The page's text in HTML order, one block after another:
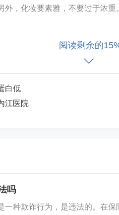
，化妆要素雅，不要过于浓重
业和公司要求必备的文件之一
题需要指出，请在体检前告知
阅读剩余的
白低
江医院
吗
一种欺诈行为，是违法的。在